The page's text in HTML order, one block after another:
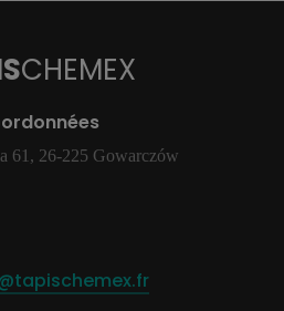
CHEMEX
61, 26-225 Gowarczów